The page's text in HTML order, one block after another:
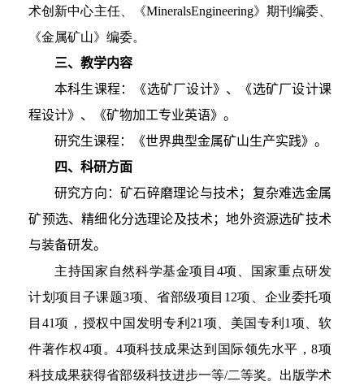
术创新中心主任、《MineralsEngineering》期刊编委、
《金属矿山》编委。
三、教学内容
本科生课程：《选矿厂设计》、《选矿厂设计课
程设计》、《矿物加工专业英语》。
研究生课程：《世界典型金属矿山生产实践》。
四、科研方面
研究方向：矿石碎磨理论与技术；复杂难选金属
矿预选、精细化分选理论及技术；地外资源选矿技术
与装备研发。
主持国家自然科学基金项目 4项、国家重点研发
计划项目子课题3项、省部级项目 12项、企业委托项
目 41项，授权中国发明专利21项、美国专利 1项、软
件著作权4项。4项科技成果达到国际领先水平，8项
科技成果获得省部级科技进步一等/二等奖。出版学术